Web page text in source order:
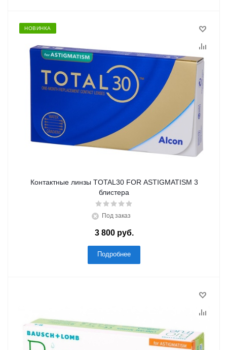
НОВИНКА
Контактные линзы TOTAL30 FOR ASTIGMATISM 3
блистера
Под заказ
3 800 руб.
Подробнее